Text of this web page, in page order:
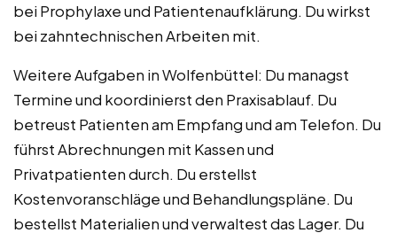
bei Prophylaxe und Patientenaufklärung. Du wirkst
bei zahntechnischen Arbeiten mit.
Weitere Aufgaben in Wolfenbüttel: Du managst
Termine und koordinierst den Praxisablauf. Du
betreust Patienten am Empfang und am Telefon. Du
führst Abrechnungen mit Kassen und
Privatpatienten durch. Du erstellst
Kostenvoranschläge und Behandlungspläne. Du
bestellst Materialien und verwaltest das Lager. Du